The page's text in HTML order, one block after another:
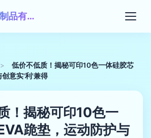
乐陵市鼎诺塑胶制品有限公司
>
低价不低质！揭秘可印10色一体硅胶芯
创意实'利'兼得
！揭秘可印10色一
跪垫，运动防护与